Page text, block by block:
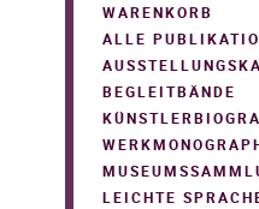
WARENKORB
ALLE
BEGLEITBÄNDE
LEICHTE